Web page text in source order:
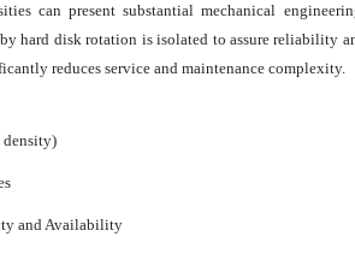
can present substantial mechanical
hard disk rotation is isolated to assure reliability
reduces service and maintenance complexity.
density)
and Availability